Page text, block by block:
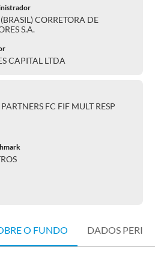
CORRETORA DE
S.A.
CAPITAL LTDA
FC FIF MULT RESP
O FUNDO DADOS